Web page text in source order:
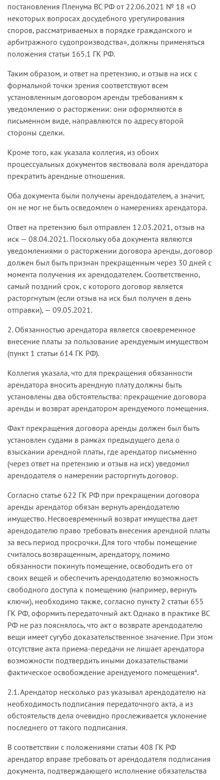
постановления Пленума ВС РФ от 22.06.2021 № 18 «О
некоторых вопросах досудебного урегулирования
споров, рассматриваемых в порядке гражданского и
арбитражного судопроизводства», должны применяться
положения статьи 165.1 ГК РФ.
Таким образом, и ответ на претензию, и отзыв на иск с
формальной точки зрения соответствуют всем
установленным договором аренды требованиям к
уведомлению о расторжении: они оформляются в
письменном виде, направляются по адресу второй
стороны сделки.
Кроме того, как указала коллегия, из обоих
процессуальных документов явствовала воля арендатора
прекратить арендные отношения.
Оба документа были получены арендодателем, а значит,
он не мог не быть осведомлен о намерениях арендатора.
Ответ на претензию был отправлен 12.03.2021, отзыв на
иск — 08.04.2021. Поскольку оба документа являются
уведомлениями о расторжении договора аренды, договор
должен был быть признан прекращенным через 30 дней с
момента получения их арендодателем. Соответственно,
самый поздний срок, с которого договор является
расторгнутым (если отзыв на иск был получен в день
отправки), — 09.05.2021.
2. Обязанностью арендатора является своевременное
внесение платы за пользование арендуемым имуществом
(пункт 1 статьи 614 ГК РФ).
Коллегия указала, что для прекращения обязанности
арендатора вносить арендную плату должны быть
установлены два обстоятельства: прекращение договора
аренды и возврат арендатором арендуемого помещения.
Факт прекращения договора аренды должен был быть
установлен судами в рамках предыдущего дела о
взыскании арендной платы, где арендатор письменно
(через ответ на претензию и отзыв на иск) уведомил
арендодателя о намерении расторгнуть договор.
Согласно статье 622 ГК РФ при прекращении договора
аренды арендатор обязан вернуть арендодателю
имущество. Несвоевременный возврат имущества дает
арендодателю право требовать внесения арендной платы
за весь период просрочки. Для того чтобы помещение
считалось возвращенным, арендатору, помимо
обязанности покинуть помещение, освободить его от
своих вещей и обеспечить арендодателю возможность
свободного доступа к помещению (например, вернуть
ключи), необходимо также, согласно пункту 2 статьи 655
ГК РФ, оформить передаточный акт. Однако в практике ВС
РФ не раз пояснялось, что акт о возврате арендодателю
вещи имеет сугубо доказательственное значение. При этом
отсутствие акта приема-передачи не лишает арендатора
возможности подтвердить иными доказательствами
фактическое освобождение арендуемого помещения4.
2.1. Арендатор несколько раз указывал арендодателю на
необходимость подписания передаточного акта, а из
обстоятельств дела очевидно прослеживается уклонение
последнего от такого подписания.
В соответствии с положениями статьи 408 ГК РФ
арендатор вправе требовать от арендодателя подписания
документа, подтверждающего исполнение обязательства